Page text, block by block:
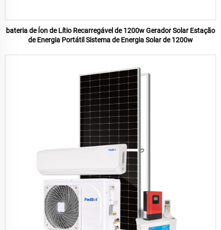
bateria de Íon de Lítio Recarregável de 1200w Gerador Solar Estação
de Energia Portátil Sistema de Energia Solar de 1200w